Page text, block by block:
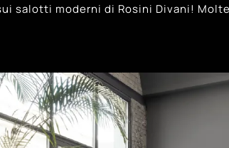
salotti moderni di Rosini Divani!